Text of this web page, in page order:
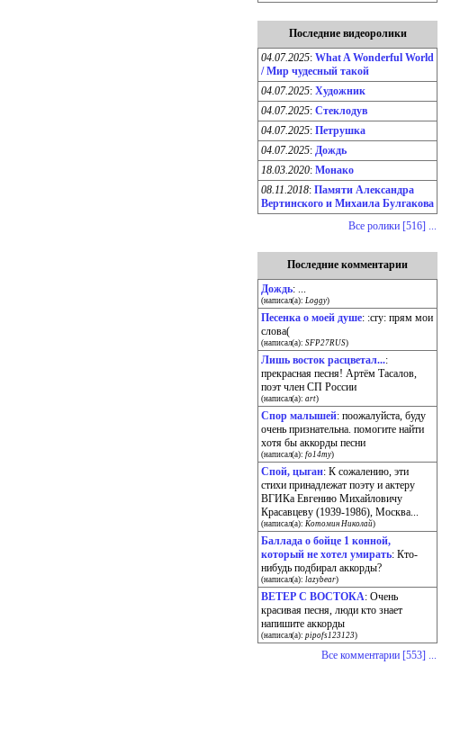
Последние видеоролики
04.07.2025: What A Wonderful World
/ Мир чудесный такой
04.07.2025: Художник
04.07.2025: Стеклодув
04.07.2025: Петрушка
04.07.2025: Дождь
18.03.2020: Монако
08.11.2018: Памяти Александра
Вертинского и Михаила Булгакова
Все ролики [516] ...
Последние комментарии
Дождь: ...
(написал(а): Loggy)
Песенка о моей душе: :cry: прям мои
слова(
(написал(а): SFP27RUS)
Лишь восток расцветал...:
прекрасная песня! Артём Тасалов,
поэт член СП России
(написал(а): art)
Спор малышей: поожалуйста, буду
очень признательна. помогите найти
хотя бы аккорды песни
(написал(а): fo14my)
Спой, цыган: К сожалению, эти
стихи принадлежат поэту и актеру
ВГИКа Евгению Михайловичу
Красавцеву (1939-1986), Москва...
(написал(а): Котомин Николай)
Баллада о бойце 1 конной,
который не хотел умирать: Кто-
нибудь подбирал аккорды?
(написал(а): lazybear)
ВЕТЕР С ВОСТОКА: Очень
красивая песня, люди кто знает
напишите аккорды
(написал(а): pipofs123123)
Все комментарии [553] ...